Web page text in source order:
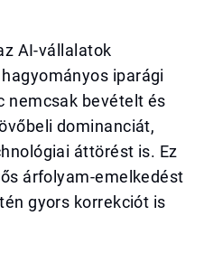
AI-vállalatok
iparági
nemcsak bevételt és
dominanciát,
áttörést is. Ez
árfolyam-emelkedést
gyors korrekciót is